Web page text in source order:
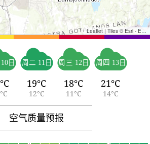
Leaflet | Tiles © Esri - Esri, DeLorme, NAVTEQ, TomTom, Intermap, iPC, USGS, FAO, NPS, NRCAN, GeoBase, Kadaster NL, Ordnance Survey, Esri Japan, METI, Esri China (Hong Kong), and the GIS User Community
日 周二 11日
19°C
12°C
周三 12日
18°C
11°C
周四 13日
21°C
14°C
空气质量预报